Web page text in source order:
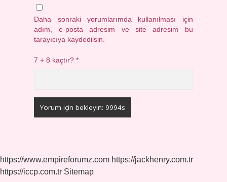
Daha sonraki yorumlarımda kullanılması için
adım, e-posta adresim ve site adresim bu
tarayıcıya kaydedilsin.
7 + 8 kaçtır?*
https://www.empireforumz.com https://jackhenry.com.tr
https://iccp.com.tr Sitemap